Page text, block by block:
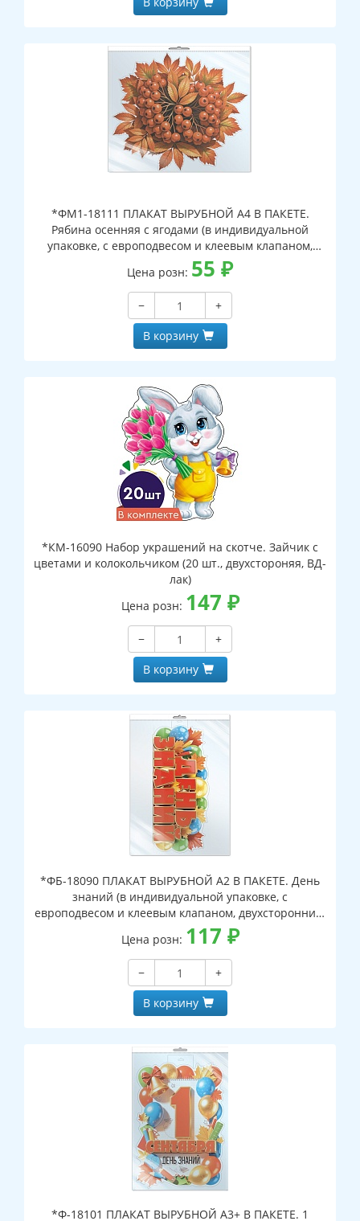
*ФМ1-18111 ПЛАКАТ ВЫРУБНОЙ А4 В ПАКЕТЕ.
Рябина осенняя с ягодами (в индивидуальной
упаковке, с европодвесом и клеевым клапаном,
двухсторонний, ВД-лак)
Цена розн: 55 ₽
−
+
В корзину
*КМ-16090 Набор украшений на скотче. Зайчик с
цветами и колокольчиком (20 шт., двухстороняя, ВД-
лак)
Цена розн: 147 ₽
−
+
В корзину
*ФБ-18090 ПЛАКАТ ВЫРУБНОЙ А2 В ПАКЕТЕ. День
знаний (в индивидуальной упаковке, с
европодвесом и клеевым клапаном, двухсторонний,
ВД-лак)
Цена розн: 117 ₽
−
+
В корзину
*Ф-18101 ПЛАКАТ ВЫРУБНОЙ А3+ В ПАКЕТЕ. 1